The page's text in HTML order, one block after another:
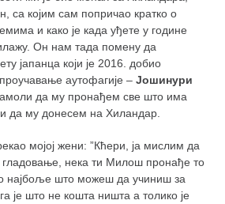
са којим сам попричао кратко о
и како је када уђете у године
Он нам тада помену да
јапанца који је 2016. добио
аутофагије – Јошинури
да му пронађем све што има
да му донесем на Хиландар.
мојој жени: ”Кћери, ја мислим да
нека ти Милош пронађе то
најбоље што можеш да учиниш за
је што не кошта ништа а толико је